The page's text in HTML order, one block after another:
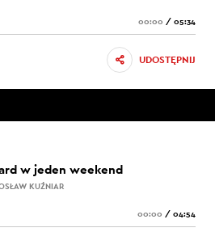
00:00 / 05:34
UDOSTĘPNIJ
w jeden weekend
KUŹNIAR
00:00 / 04:54